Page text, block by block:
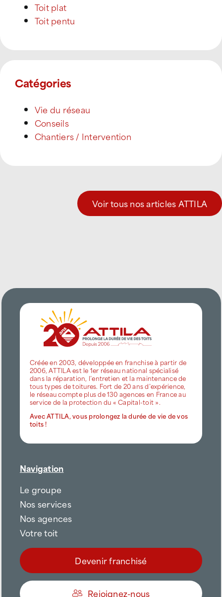
Toit plat
Toit pentu
Catégories
Vie du réseau
Conseils
Chantiers / Intervention
Voir tous nos articles ATTILA
Créée en 2003, développée en franchise à partir de
2006, ATTILA est le 1er réseau national spécialisé
dans la réparation, l’entretien et la maintenance de
tous types de toitures. Fort de 20 ans d’expérience,
le réseau compte plus de 130 agences en France au
service de la protection du « Capital-toit ».
Avec ATTILA, vous prolongez la durée de vie de vos
toits !
Navigation
Le groupe
Nos services
Nos agences
Votre toit
Devenir franchisé
Rejoignez-nous